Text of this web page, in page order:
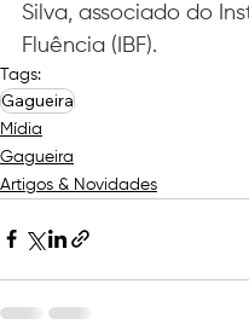
Silva, associado do
Fluência (IBF).
Tags:
Gagueira
Mídia
Gagueira
Artigos & Novidades